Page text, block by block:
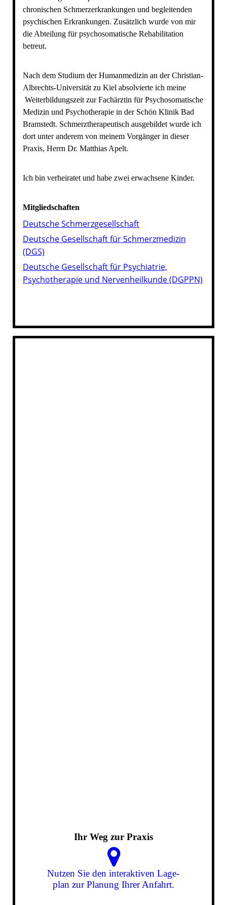
chronischen Schmerzerkrankungen und begleitenden
psychischen Erkrankungen. Zusätzlich wurde von mir
die Abteilung für psychosomatische Rehabilitation
betreut.
Nach dem Studium der Humanmedizin an der Christian-
Albrechts-Universität zu Kiel absolvierte ich meine
Weiterbildungszeit zur Fachärztin für Psychosomatische
Medizin und Psychotherapie in der Schön Klinik Bad
Bramstedt. Schmerztherapeutisch ausgebildet wurde ich
dort unter anderem von meinem Vorgänger in dieser
Praxis, Herrn Dr. Matthias Apelt.
Ich bin verheiratet und habe zwei erwachsene Kinder.
Mitgliedschaften
Deutsche Schmerzgesellschaft
Deutsche Gesellschaft für Schmerzmedizin
(DGS)
Deutsche Gesellschaft für Psychiatrie,
Psychotherapie und Nervenheilkunde (DGPPN)
Ihr Weg zur Praxis
Nutzen Sie den interaktiven La­ge­
plan zur Planung Ihrer Anfahrt.